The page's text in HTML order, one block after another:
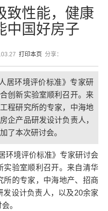
致性能，健康
中国好房子
打印本页分享：
居环境评价标准》专家研
创新实验室顺利召开。来
程研究所的专家，中海地
企产品研发设计负责人，
了本次研讨会。
境评价标准》专家研讨会
实验室顺利召开。来自清华
所的专家，中海地产、招商
设计负责人，以及20余家
。